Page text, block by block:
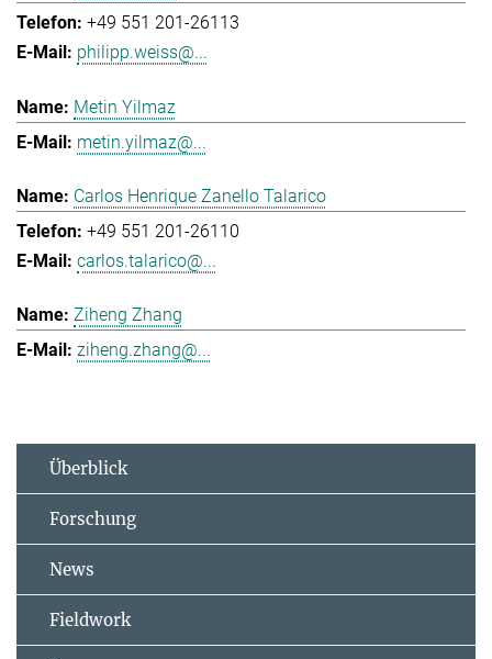
+49 551 201-26113
philipp.weiss@...
Metin Yilmaz
metin.yilmaz@...
Carlos Henrique Zanello Talarico
+49 551 201-26110
carlos.talarico@...
Ziheng Zhang
ziheng.zhang@...
Überblick
Forschung
News
Fieldwork